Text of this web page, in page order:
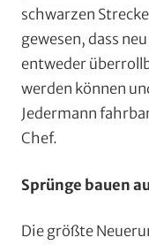
schwarzen
gewesen, dass
entweder
werden können
Jedermann
Chef.
Sprünge bauen
Die größte